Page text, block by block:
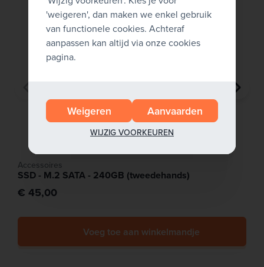
Accessoires
SSD - M.2 SATA - 240GB (tweedehands)
€ 45,00
Voeg toe aan winkelmandje
'weigeren', dan maken we enkel gebruik
van functionele cookies. Achteraf
aanpassen kan altijd via onze cookies
pagina.
Weigeren Aanvaarden
WIJZIG VOORKEUREN